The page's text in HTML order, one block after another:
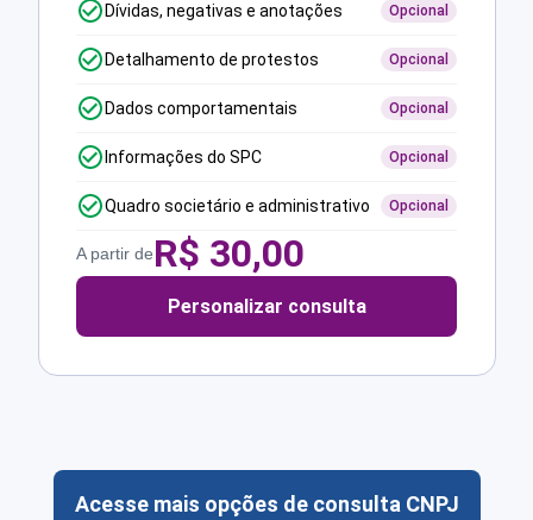
Dívidas, negativas e anotações Opcional
Detalhamento de protestos Opcional
Dados comportamentais Opcional
Informações do SPC Opcional
Quadro societário e administrativo Opcional
A partir deR$ 30,00
Personalizar consulta
Acesse mais opções de consulta CNPJ